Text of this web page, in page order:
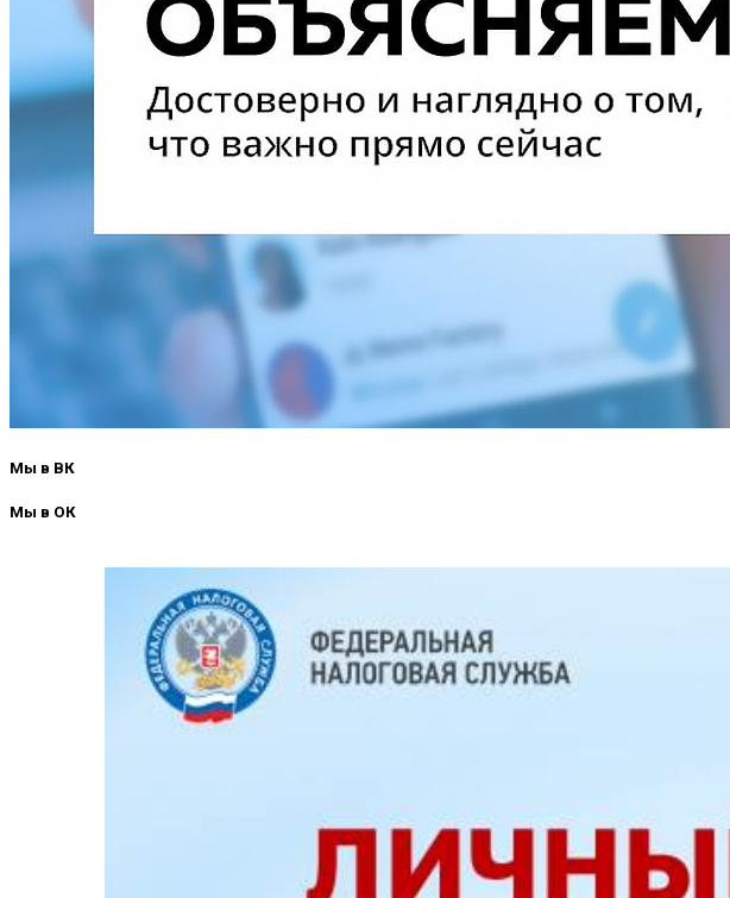
Мы в ВК
Мы в ОК